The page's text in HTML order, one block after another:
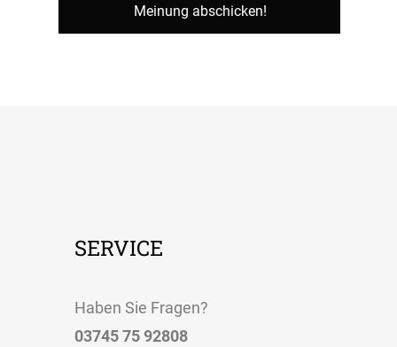
SERVICE
Haben Sie Fragen?
03745 75 92808